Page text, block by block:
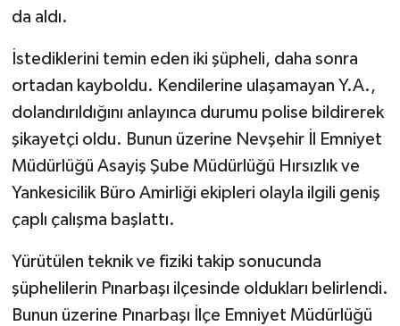
da aldı.
İstediklerini temin eden iki şüpheli, daha sonra
ortadan kayboldu. Kendilerine ulaşamayan Y.A.,
dolandırıldığını anlayınca durumu polise bildirerek
şikayetçi oldu. Bunun üzerine Nevşehir İl Emniyet
Müdürlüğü Asayiş Şube Müdürlüğü Hırsızlık ve
Yankesicilik Büro Amirliği ekipleri olayla ilgili geniş
çaplı çalışma başlattı.
Yürütülen teknik ve fiziki takip sonucunda
şüphelilerin Pınarbaşı ilçesinde oldukları belirlendi.
Bunun üzerine Pınarbaşı İlçe Emniyet Müdürlüğü